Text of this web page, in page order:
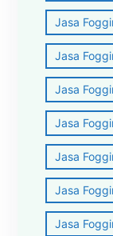
Jasa
Jasa
Jasa
Jasa
Jasa
Jasa
Jasa